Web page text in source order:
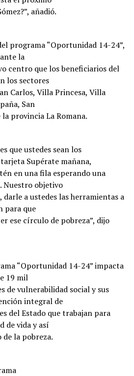
añadió.
programa “Oportunidad 14-24”,
la
centro que los beneficiarios del
los sectores
Carlos, Villa Princesa, Villa
San
la provincia La Romana.
que ustedes sean los
Supérate mañana,
en una fila esperando una
Nuestro objetivo
darle a ustedes las herramientas a
para que
ese círculo de pobreza”, dijo
“Oportunidad 14-24” impacta
19 mil
de vulnerabilidad social y sus
integral de
del Estado que trabajan para
de vida y así
la pobreza.